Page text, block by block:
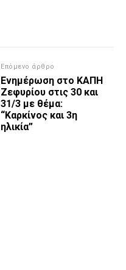
Επόμενο άρθρο
Ενημέρωση στο ΚΑΠΗ
Ζεφυρίου στις 30 και
31/3 με θέμα:
“Καρκίνος και 3η
ηλικία”